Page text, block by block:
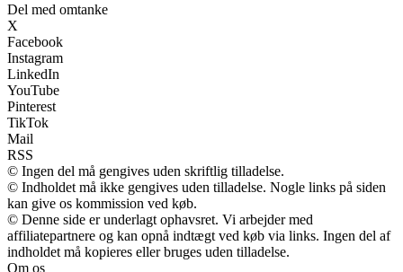
Del med omtanke
X
Facebook
Instagram
LinkedIn
YouTube
Pinterest
TikTok
Mail
RSS
© Ingen del må gengives uden skriftlig tilladelse.
© Indholdet må ikke gengives uden tilladelse. Nogle links på siden
kan give os kommission ved køb.
© Denne side er underlagt ophavsret. Vi arbejder med
affiliatepartnere og kan opnå indtægt ved køb via links. Ingen del af
indholdet må kopieres eller bruges uden tilladelse.
Om os